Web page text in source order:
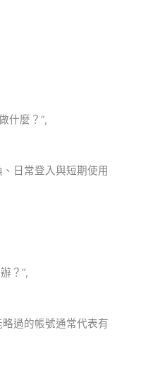
什麼？”,
日常登入與短期使用
？”,
過的帳號通常代表有